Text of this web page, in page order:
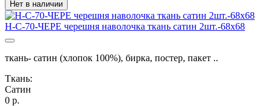
Нет в наличии
Н-С-70-ЧЕРЕ черешня наволочка ткань сатин 2шт.-68х68
ткань- сатин (хлопок 100%), бирка, постер, пакет ..
Ткань:
Сатин
0 р.